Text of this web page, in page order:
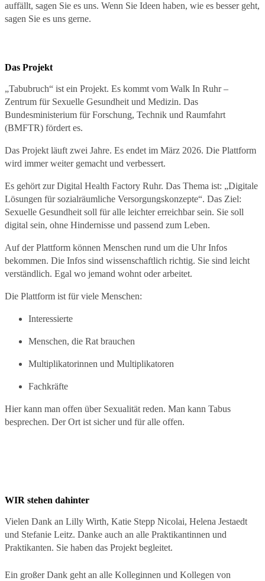
auffällt, sagen Sie es uns. Wenn Sie Ideen haben, wie es besser geht,
sagen Sie es uns gerne.
Das Projekt
„Tabubruch“ ist ein Projekt. Es kommt vom Walk In Ruhr –
Zentrum für Sexuelle Gesundheit und Medizin. Das
Bundesministerium für Forschung, Technik und Raumfahrt
(BMFTR) fördert es.
Das Projekt läuft zwei Jahre. Es endet im März 2026. Die Plattform
wird immer weiter gemacht und verbessert.
Es gehört zur Digital Health Factory Ruhr. Das Thema ist: „Digitale
Lösungen für sozialräumliche Versorgungskonzepte“. Das Ziel:
Sexuelle Gesundheit soll für alle leichter erreichbar sein. Sie soll
digital sein, ohne Hindernisse und passend zum Leben.
Auf der Plattform können Menschen rund um die Uhr Infos
bekommen. Die Infos sind wissenschaftlich richtig. Sie sind leicht
verständlich. Egal wo jemand wohnt oder arbeitet.
Die Plattform ist für viele Menschen:
Interessierte
Menschen, die Rat brauchen
Multiplikatorinnen und Multiplikatoren
Fachkräfte
Hier kann man offen über Sexualität reden. Man kann Tabus
besprechen. Der Ort ist sicher und für alle offen.
WIR stehen dahinter
Vielen Dank an Lilly Wirth, Katie Stepp Nicolai, Helena Jestaedt
und Stefanie Leitz. Danke auch an alle Praktikantinnen und
Praktikanten. Sie haben das Projekt begleitet.
Ein großer Dank geht an alle Kolleginnen und Kollegen von